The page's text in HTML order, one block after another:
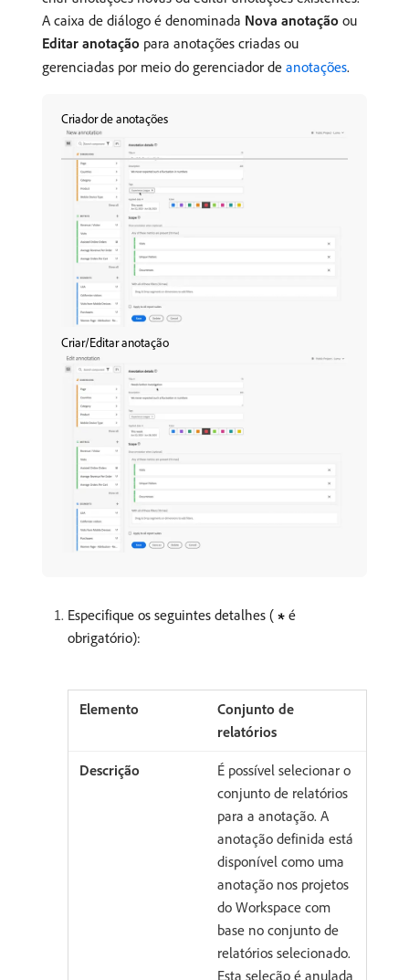
A caixa de diálogo é denominada Nova anotação ou
Editar anotação para anotações criadas ou
gerenciadas por meio do gerenciador de anotações.
Criador de anotações
Criar/Editar anotação
Especifique os seguintes detalhes (
é
obrigatório):
Conjunto de
relatórios
É possível selecionar o
conjunto de relatórios
para a anotação. A
anotação definida está
disponível como uma
anotação nos projetos
do Workspace com
base no conjunto de
relatórios selecionado.
Esta seleção é anulada